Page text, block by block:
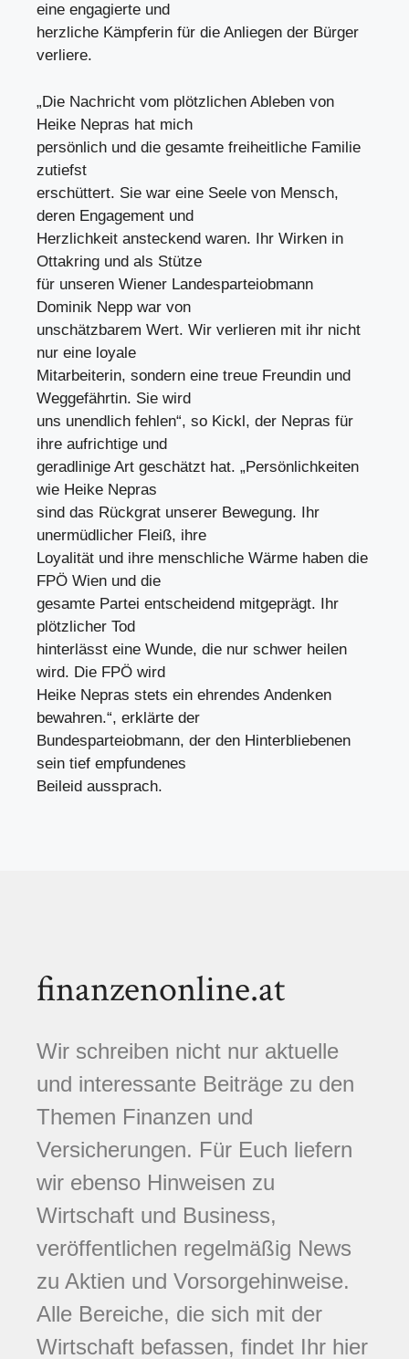
eine engagierte und
herzliche Kämpferin für die Anliegen der Bürger
verliere.
„Die Nachricht vom plötzlichen Ableben von
Heike Nepras hat mich
persönlich und die gesamte freiheitliche Familie
zutiefst
erschüttert. Sie war eine Seele von Mensch,
deren Engagement und
Herzlichkeit ansteckend waren. Ihr Wirken in
Ottakring und als Stütze
für unseren Wiener Landesparteiobmann
Dominik Nepp war von
unschätzbarem Wert. Wir verlieren mit ihr nicht
nur eine loyale
Mitarbeiterin, sondern eine treue Freundin und
Weggefährtin. Sie wird
uns unendlich fehlen“, so Kickl, der Nepras für
ihre aufrichtige und
geradlinige Art geschätzt hat. „Persönlichkeiten
wie Heike Nepras
sind das Rückgrat unserer Bewegung. Ihr
unermüdlicher Fleiß, ihre
Loyalität und ihre menschliche Wärme haben die
FPÖ Wien und die
gesamte Partei entscheidend mitgeprägt. Ihr
plötzlicher Tod
hinterlässt eine Wunde, die nur schwer heilen
wird. Die FPÖ wird
Heike Nepras stets ein ehrendes Andenken
bewahren.“, erklärte der
Bundesparteiobmann, der den Hinterbliebenen
sein tief empfundenes
Beileid aussprach.
finanzenonline.at
Wir schreiben nicht nur aktuelle
und interessante Beiträge zu den
Themen Finanzen und
Versicherungen. Für Euch liefern
wir ebenso Hinweisen zu
Wirtschaft und Business,
veröffentlichen regelmäßig News
zu Aktien und Vorsorgehinweise.
Alle Bereiche, die sich mit der
Wirtschaft befassen, findet Ihr hier